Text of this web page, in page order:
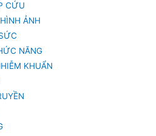
CỨU
ẢNH
NĂNG
KHUẨN